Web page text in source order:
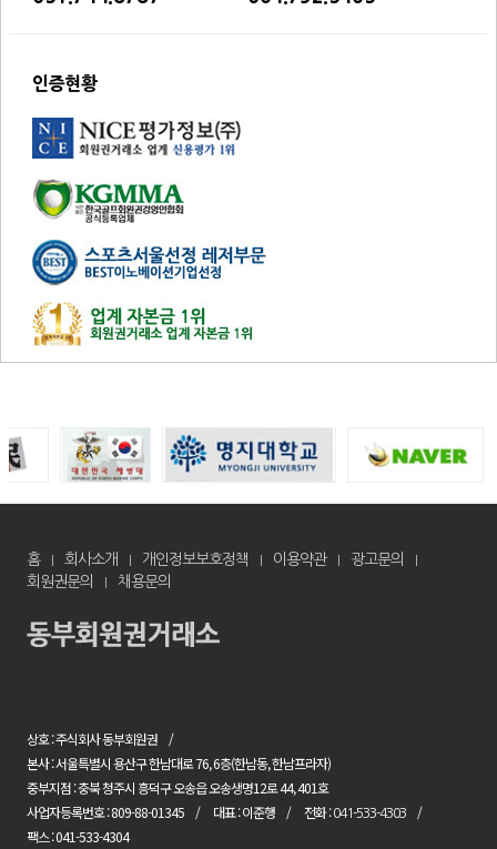
인증현황
홈 회사소개 개인정보보호정책 이용약관
광고문의
회원권문의
채용문의
상호 : 주식회사 동부회원권
본사 : 서울특별시 용산구 한남대로 76, 6층(한남동, 한남프라자)
중부지점 : 충북 청주시 흥덕구 오송읍 오송생명12로 44, 401호
사업자등록번호 : 809-88-01345
대표 : 이준행 전화 :041-533-4303
팩스 : 041-533-4304